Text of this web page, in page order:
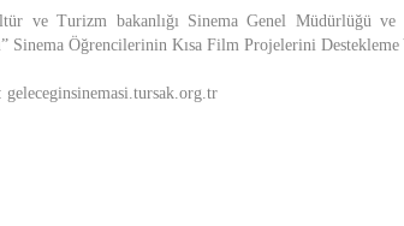
ve Turizm bakanlığı Sinema Genel Müdürlüğü
Sinema Öğrencilerinin Kısa Film Projelerini Destekleme
geleceginsinemasi.tursak.org.tr